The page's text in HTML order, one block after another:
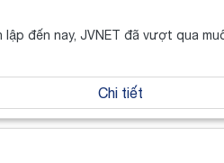
lập đến nay, JVNET đã vượt qua
Chi tiết